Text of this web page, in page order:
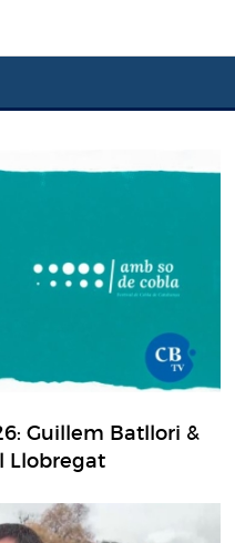
Guillem Batllori &
Llobregat